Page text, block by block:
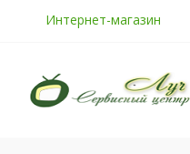
Интернет-магазин